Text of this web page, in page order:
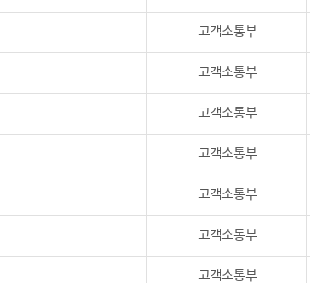
고객소통부
고객소통부
고객소통부
고객소통부
고객소통부
고객소통부
고객소통부